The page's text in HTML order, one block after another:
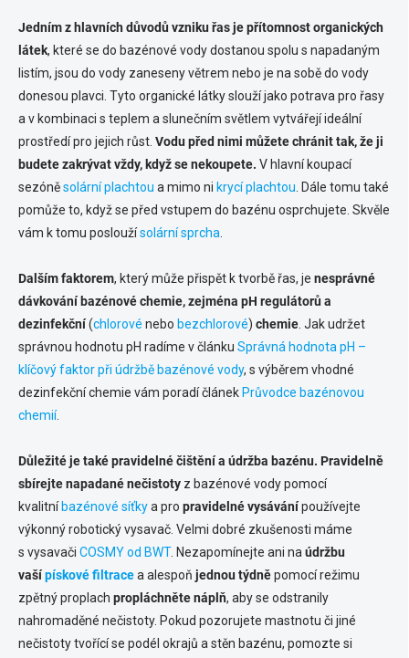
Jedním z hlavních důvodů vzniku řas je přítomnost organických
látek, které se do bazénové vody dostanou spolu s napadaným
listím, jsou do vody zaneseny větrem nebo je na sobě do vody
donesou plavci. Tyto organické látky slouží jako potrava pro řasy
a v kombinaci s teplem a slunečním světlem vytvářejí ideální
prostředí pro jejich růst. Vodu před nimi můžete chránit tak, že ji
budete zakrývat vždy, když se nekoupete. V hlavní koupací
sezóněsolární plachtou a mimo ni krycí plachtou. Dále tomu také
pomůže to, když se před vstupem do bazénu osprchujete. Skvěle
vám k tomu posloužísolární sprcha.
Dalším faktorem, který může přispět k tvorbě řas, je nesprávné
dávkování bazénové chemie, zejména pH regulátorů a
dezinfekční(chlorové nebo bezchlorové) chemie. Jak udržet
správnou hodnotu pH radíme v článku Správná hodnota pH –
klíčový faktor při údržbě bazénové vody, s výběrem vhodné
dezinfekční chemie vám poradí článek Průvodce bazénovou
chemií.
Důležité je také pravidelné čištění a údržba bazénu. Pravidelně
sbírejte napadané nečistoty z bazénové vody pomocí
kvalitní bazénové síťkya pro pravidelné vysávánípoužívejte
výkonný robotický vysavač. Velmi dobré zkušenosti máme
s vysavači COSMY od BWT. Nezapomínejte ani naúdržbu
vašípískové filtracea alespoň jednou týdněpomocí režimu
zpětný proplach propláchněte náplň, aby se odstranily
nahromaděné nečistoty. Pokud pozorujete mastnotu či jiné
nečistoty tvořící se podél okrajů a stěn bazénu, pomozte si